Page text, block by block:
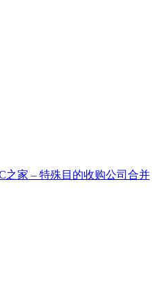
之家 – 特殊目的收购公司合并